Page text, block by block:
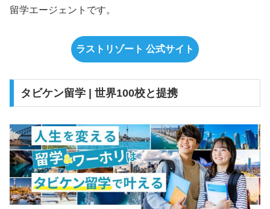
留学エージェントです。
ラストリゾート 公式サイト
タビケン留学 | 世界100校と提携